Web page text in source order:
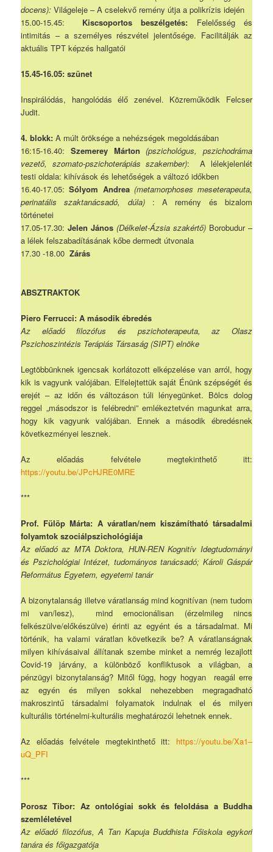
docens): Világeleje – A cselekvő remény útja a polikrízis idején
15.00-15.45: Kiscsoportos beszélgetés: Felelősség és
intimitás – a személyes részvétel jelentősége. Facilitálják az
aktuális TPT képzés hallgatói
15.45-16.05: szünet
Inspirálódás, hangolódás élő zenével. Közreműködik Felcser
Judit.
4. blokk: A múlt öröksége a nehézségek megoldásában
16:15-16.40: Szemerey Márton(pszichológus, pszichodráma
vezető, szomato-pszichoterápiás szakember):
A lélekjelenlét
testi oldala: kihívások és lehetőségek a változó időkben
16.40-17.05:Sólyom Andrea (metamorphoses meseterapeuta,
perinatális szaktanácsadó, dúla): A remény és bizalom
történetei
17.05-17.30:Jelen János (Délkelet-Ázsia szakértő)Borobudur –
a lélek felszabadításának kőbe dermedt útvonala
17.30 -18.00 Zárás
ABSZTRAKTOK
Piero Ferrucci: A második ébredés
Az előadó filozófus és pszichoterapeuta, az Olasz
Pszichoszintézis Terápiás Társaság (SIPT) elnöke
Legtöbbünknek igencsak korlátozott elképzelése van arról, hogy
kik is vagyunk valójában. Elfelejtettük saját Énünk szépségét és
erejét – az időn és változáson túli lényegünket. Bölcs dolog
reggel „másodszor is felébredni” emlékeztetvén magunkat arra,
hogy kik vagyunk valójában. Ennek a második ébredésnek
következményei lesznek.
Az előadás felvétele megtekinthető itt:
https://youtu.be/JPcHJRE0MRE
***
Prof. Fülöp Márta: A váratlan/nem kiszámítható társadalmi
folyamtok szociálpszichológiája
Az előadó az MTA Doktora, HUN-REN Kognitív Idegtudományi
és Pszichológiai Intézet, tudományos tanácsadó; Károli Gáspár
Református Egyetem, egyetemi tanár
A bizonytalanság illetve váratlanság mind kognitívan (nem tudom
mi van/lesz), mind emocionálisan (érzelmileg nincs
felkészülve/előkészülve) érinti az egyént és a társadalmat. Mi
történik, ha valami váratlan következik be? A váratlanságnak
milyen kihívásaival állítanak szembe minket a nemrég lezajlott
Covid-19 járvány, a különböző konfliktusok a világban, a
pénzügyi bizonytalanság? Mitől függ, hogy hogyan reagál erre
az egyén és milyen sokkal nehezebben megragadható
makroszintű társadalmi folyamatok indulnak el és milyen
kulturális történelmi-kulturális meghatározói lehetnek ennek.
Az előadás felvétele megtekinthető itt: https://youtu.be/Xa1–
uQ_PFI
***
Porosz Tibor: Az ontológiai sokk és feloldása a Buddha
szemléletével
Az előadó filozófus, A Tan Kapuja Buddhista Főiskola egykori
tanára és főigazgatója